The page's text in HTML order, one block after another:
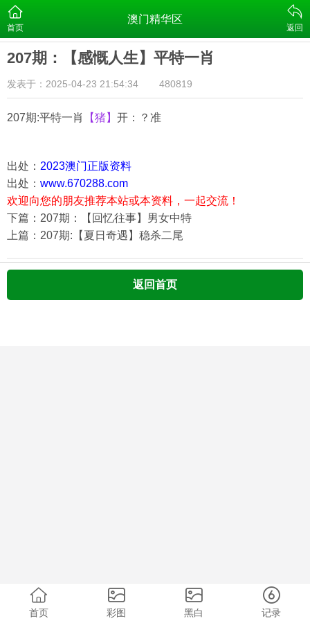
首页
澳门精华区
返回
207期：【感慨人生】平特一肖
发表于：2025-04-23 21:54:34 480819
207期:平特一肖 【猪】 开：？准
出处： 2023澳门正版资料
出处： www.670288.com
欢迎向您的朋友推荐本站或本资料，一起交流！
下篇：207期：【回忆往事】男女中特
上篇：207期:【夏日奇遇】稳杀二尾
返回首页
首页 彩图 黑白 记录